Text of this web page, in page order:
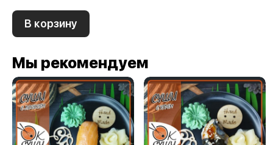
В корзину
Мы рекомендуем